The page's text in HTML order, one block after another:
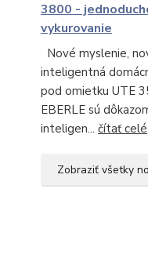
3800 -
vykurovanie
Nové myslenie,
inteligentná
pod omietku UTE
EBERLE sú
inteligen... čítať celé
Zobraziť všetky